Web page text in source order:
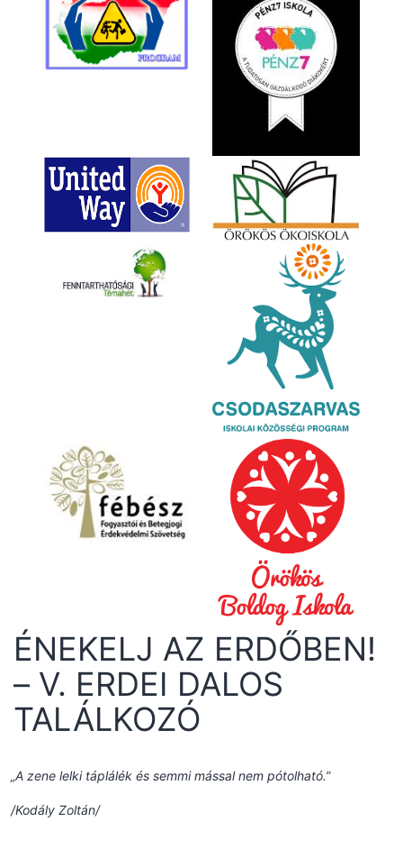
ÉNEKELJ AZ ERDŐBEN!
– V. ERDEI DALOS
TALÁLKOZÓ
„A zene lelki táplálék és semmi mással nem pótolható.”
/Kodály Zoltán/